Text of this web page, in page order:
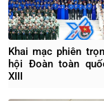
Khai mạc phiên
hội Đoàn toàn
XIII